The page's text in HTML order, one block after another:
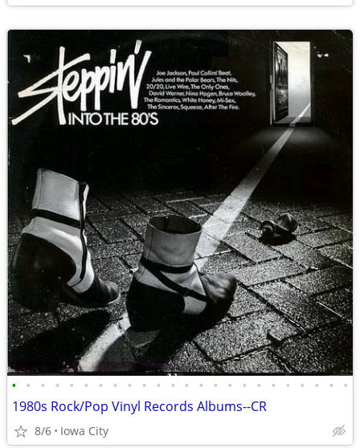
• • • • • • • • • • • • • • • • • • • • • • • •
1980s Rock/Pop Vinyl Records Albums--CR
8/6 Iowa City